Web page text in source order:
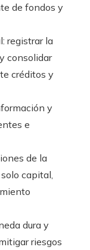
de fondos y
registrar la
consolidar
créditos y
y
e
de la
capital,
dura y
riesgos